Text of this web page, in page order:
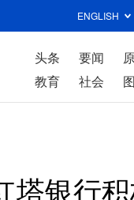
ENGLISH
头条 要闻
教育
社会
塔银行